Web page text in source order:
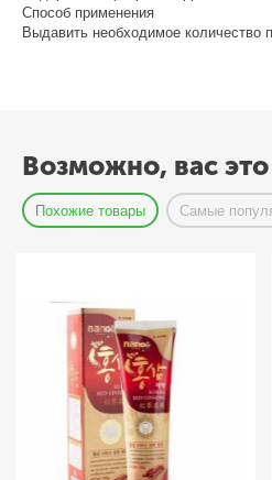
Способ применения
Выдавить необходимое количество
Возможно, вас это
Похожие товары Самые